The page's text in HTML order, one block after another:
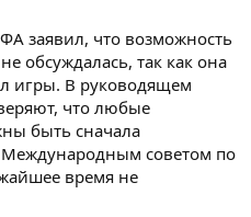
заявил, что возможность
обсуждалась, так как она
игры. В руководящем
что любые
быть сначала
советом по
время не